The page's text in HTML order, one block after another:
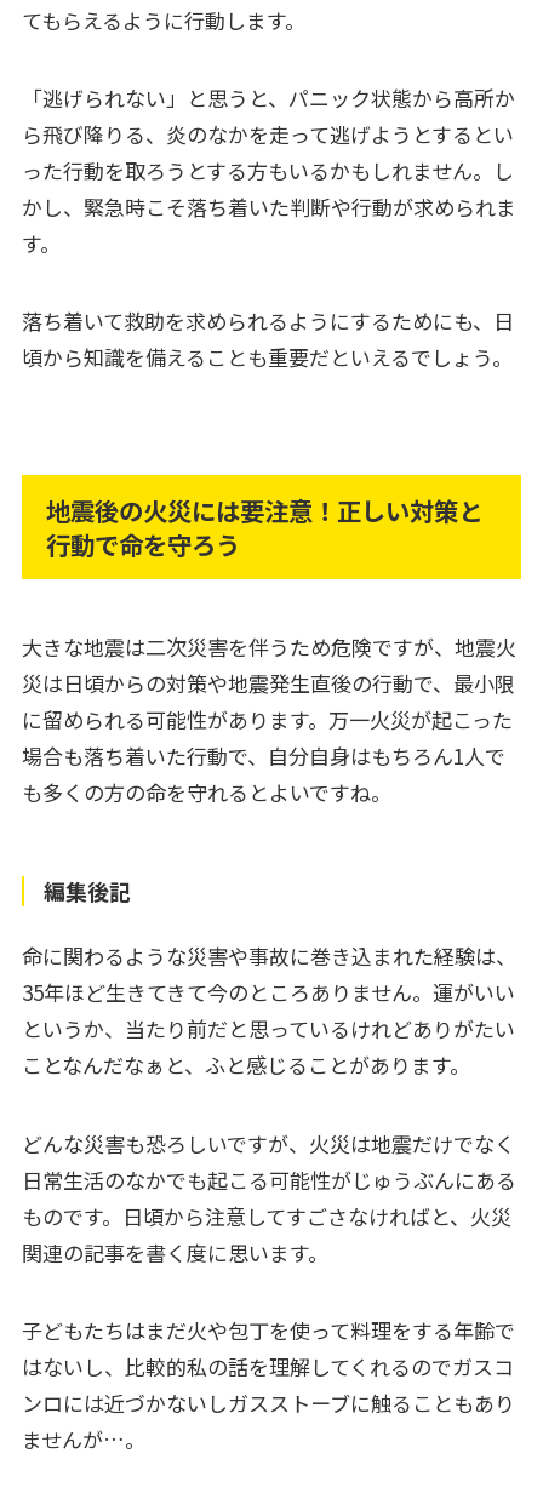
てもらえるように行動します。
「逃げられない」と思うと、パニック状態から高所か
ら飛び降りる、炎のなかを走って逃げようとするとい
った行動を取ろうとする方もいるかもしれません。し
かし、緊急時こそ落ち着いた判断や行動が求められま
す。
落ち着いて救助を求められるようにするためにも、日
頃から知識を備えることも重要だといえるでしょう。
地震後の火災には要注意！正しい対策と
行動で命を守ろう
大きな地震は二次災害を伴うため危険ですが、地震火
災は日頃からの対策や地震発生直後の行動で、最小限
に留められる可能性があります。万一火災が起こった
場合も落ち着いた行動で、自分自身はもちろん1人で
も多くの方の命を守れるとよいですね。
編集後記
命に関わるような災害や事故に巻き込まれた経験は、
35年ほど生きてきて今のところありません。運がいい
というか、当たり前だと思っているけれどありがたい
ことなんだなぁと、ふと感じることがあります。
どんな災害も恐ろしいですが、火災は地震だけでなく
日常生活のなかでも起こる可能性がじゅうぶんにある
ものです。日頃から注意してすごさなければと、火災
関連の記事を書く度に思います。
子どもたちはまだ火や包丁を使って料理をする年齢で
はないし、比較的私の話を理解してくれるのでガスコ
ンロには近づかないしガスストーブに触ることもあり
ませんが…。